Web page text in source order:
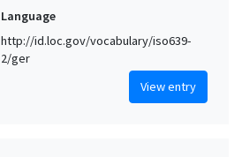
Language
http://id.loc.gov/vocabulary/iso639-
2/ger
View entry